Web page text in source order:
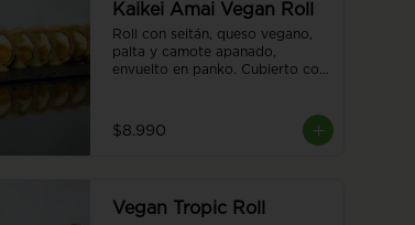
Kaikei Amai Vegan Roll
Roll con seitán, queso vegano,
palta y camote apanado,
envuelto en panko. Cubierto con
$8.990
Vegan Tropic Roll